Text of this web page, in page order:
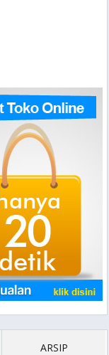
ARSIP